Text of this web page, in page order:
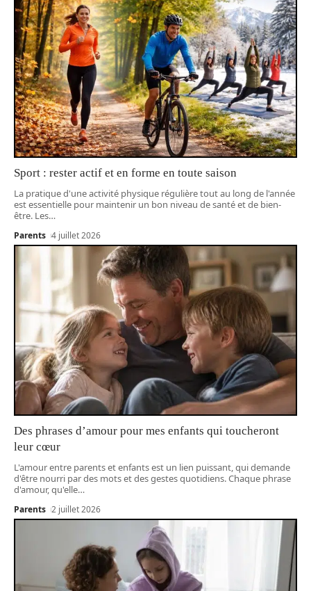
Sport : rester actif et en forme en toute saison
La pratique d'une activité physique régulière tout au long de l'année
est essentielle pour maintenir un bon niveau de santé et de bien-
être. Les…
Parents 4 juillet 2026
Des phrases d’amour pour mes enfants qui toucheront
leur cœur
L'amour entre parents et enfants est un lien puissant, qui demande
d'être nourri par des mots et des gestes quotidiens. Chaque phrase
d'amour, qu'elle…
Parents 2 juillet 2026